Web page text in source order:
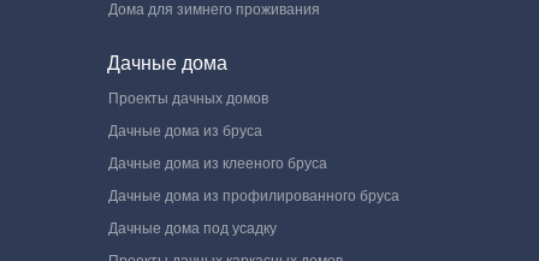
Дома для зимнего проживания
Дачные дома
Проекты дачных домов
Дачные дома из бруса
Дачные дома из клееного бруса
Дачные дома из профилированного бруса
Дачные дома под усадку